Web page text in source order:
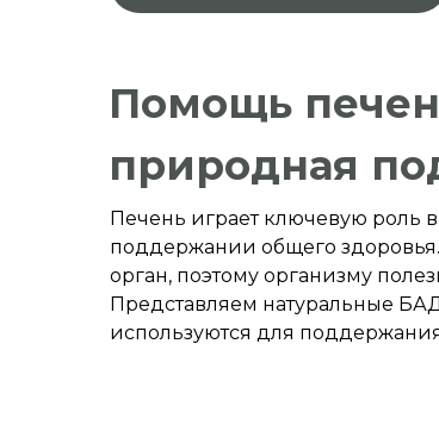
Печень играет ключевую роль
поддержании общего
орган, поэтому организму
Представляем натуральные
используются для
Помощь
природная